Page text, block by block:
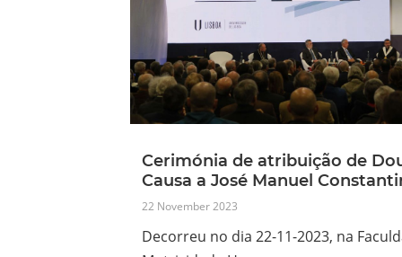
Cerimónia de atribuição de
Causa a José Manuel
22 November 2023
Decorreu no dia 22-11-2023, na